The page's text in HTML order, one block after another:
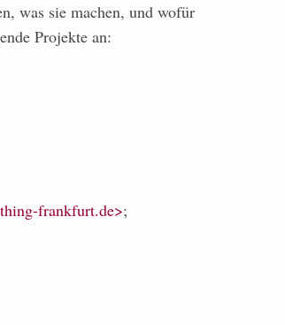
was sie machen, und wofür
Projekte an:
frankfurt.de>;